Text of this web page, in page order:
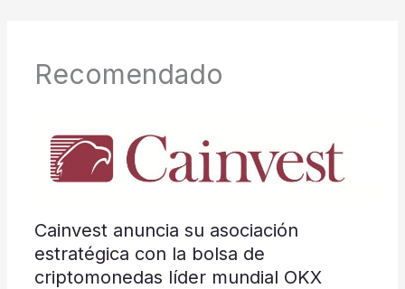
Recomendado
Cainvest anuncia su asociación
estratégica con la bolsa de
criptomonedas líder mundial OKX